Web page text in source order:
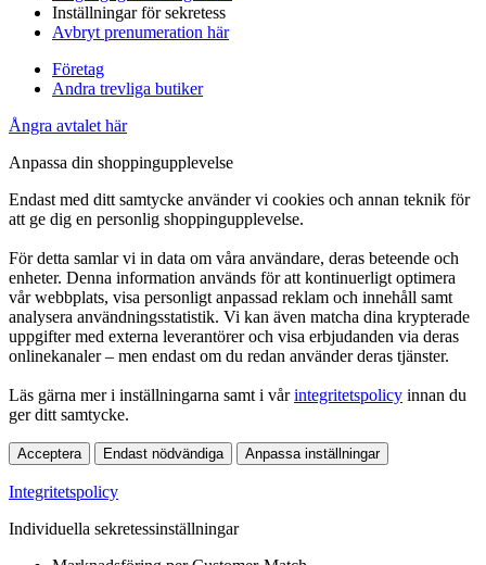
Inställningar för sekretess
Avbryt prenumeration här
Företag
Andra trevliga butiker
Ångra avtalet här
Anpassa din shoppingupplevelse
Endast med ditt samtycke använder vi cookies och annan teknik för
att ge dig en personlig shoppingupplevelse.
För detta samlar vi in data om våra användare, deras beteende och
enheter. Denna information används för att kontinuerligt optimera
vår webbplats, visa personligt anpassad reklam och innehåll samt
analysera användningsstatistik. Vi kan även matcha dina krypterade
uppgifter med externa leverantörer och visa erbjudanden via deras
onlinekanaler – men endast om du redan använder deras tjänster.
Läs gärna mer i inställningarna samt i vårintegritetspolicy innan du
ger ditt samtycke.
Acceptera Endast nödvändiga Anpassa inställningar
Integritetspolicy
Individuella sekretessinställningar